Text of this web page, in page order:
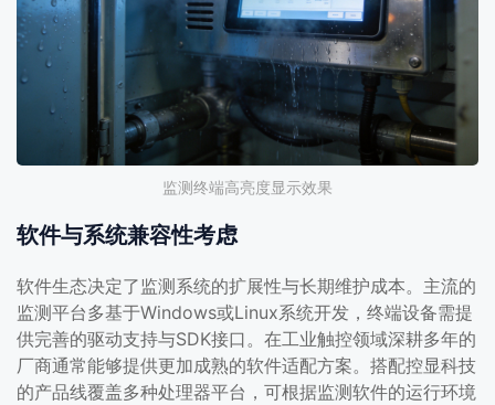
监测终端高亮度显示效果
软件与系统兼容性考虑
软件生态决定了监测系统的扩展性与长期维护成本。主流的
监测平台多基于Windows或Linux系统开发，终端设备需提
供完善的驱动支持与SDK接口。在工业触控领域深耕多年的
厂商通常能够提供更加成熟的软件适配方案。搭配控显科技
的产品线覆盖多种处理器平台，可根据监测软件的运行环境